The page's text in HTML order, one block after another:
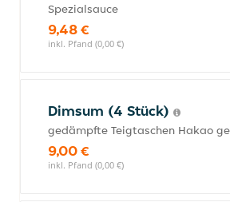
Spezialsauce
9,48 €
inkl. Pfand (0,00 €)
Dimsum (4 Stück)
gedämpfte Teigtaschen Hakao
9,00 €
inkl. Pfand (0,00 €)